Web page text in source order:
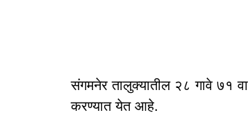
संगमनेर तालुक्यातील २८ गावे ७१
करण्यात येत आहे.